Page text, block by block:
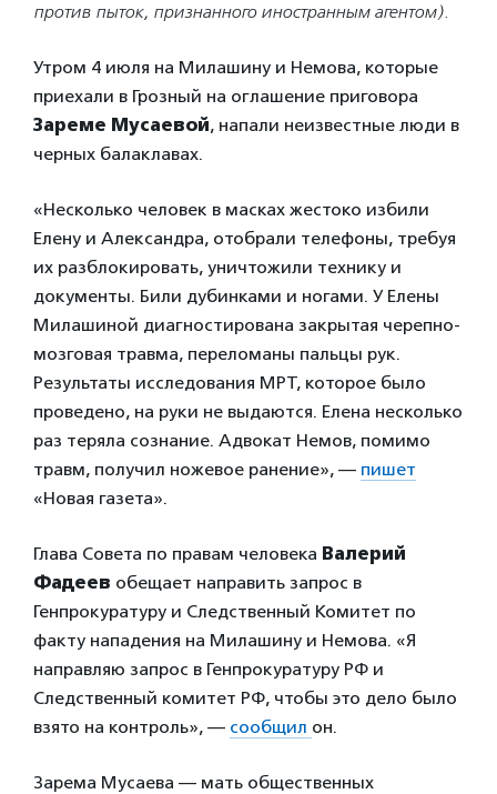
против пыток, признанного иностранным агентом).
Утром 4 июля на Милашину и Немова, которые
приехали в Грозный на оглашение приговора
Зареме Мусаевой, напали неизвестные люди в
черных балаклавах.
«Несколько человек в масках жестоко избили
Елену и Александра, отобрали телефоны, требуя
их разблокировать, уничтожили технику и
документы. Били дубинками и ногами. У Елены
Милашиной диагностирована закрытая черепно-
мозговая травма, переломаны пальцы рук.
Результаты исследования МРТ, которое было
проведено, на руки не выдаются. Елена несколько
раз теряла сознание. Адвокат Немов, помимо
травм, получил ножевое ранение», — пишет
«Новая газета».
Глава Совета по правам человека Валерий
Фадеев обещает направить запрос в
Генпрокуратуру и Следственный Комитет по
факту нападения на Милашину и Немова. «Я
направляю запрос в Генпрокуратуру РФ и
Следственный комитет РФ, чтобы это дело было
взято на контроль», — сообщил он.
Зарема Мусаева — мать общественных